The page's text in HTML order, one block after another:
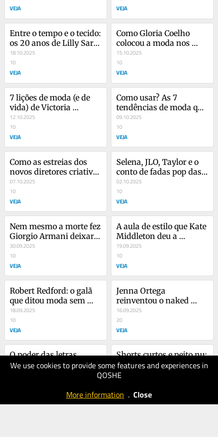
We use cookies to provide some features and experiences in
QOSHE
More information . Close
VEJA VEJA
Entre o tempo e o tecido:
os 20 anos de Lilly Sarti
em tom cosmopolita
18.10.2025
10
VEJA
Como Gloria Coelho
colocou a moda nos
trilhos? ‘É preciso
movimento’
15.10.2025
10
VEJA
7 lições de moda (e de
vida) de Victoria
Beckham em docussérie
da Netflix
12.10.2025
10
VEJA
Como usar? As 7
tendências de moda que
continuarão reinando
em 2026
09.10.2025
10
VEJA
Como as estreias dos
novos diretores criativos
redefinem os rumos da
moda?
07.10.2025
10
VEJA
Selena, JLO, Taylor e o
conto de fadas pop das
princesas modernas
02.10.2025
10
VEJA
Nem mesmo a morte fez
Giorgio Armani deixar
de olhar para o futuro…
30.09.2025
10
VEJA
A aula de estilo que Kate
Middleton deu a
Melania Trump
19.09.2025
10
VEJA
Robert Redford: o galã
que ditou moda sem
querer
18.09.2025
10
VEJA
Jenna Ortega
reinventou o naked
dress, sem esbarrar na
nudez pela nudez…
16.09.2025
20
VEJA
O poder das letras
iniciais em acessórios
Shorts curtos e peito nu:
por que a moda
masculina ficou tão
04.09.2025
VEJA